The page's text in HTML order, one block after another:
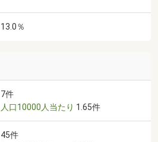
13.0％
7件
人口10000人当たり 1.65件
45件